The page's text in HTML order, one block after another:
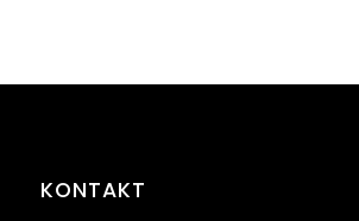
KONTAKT